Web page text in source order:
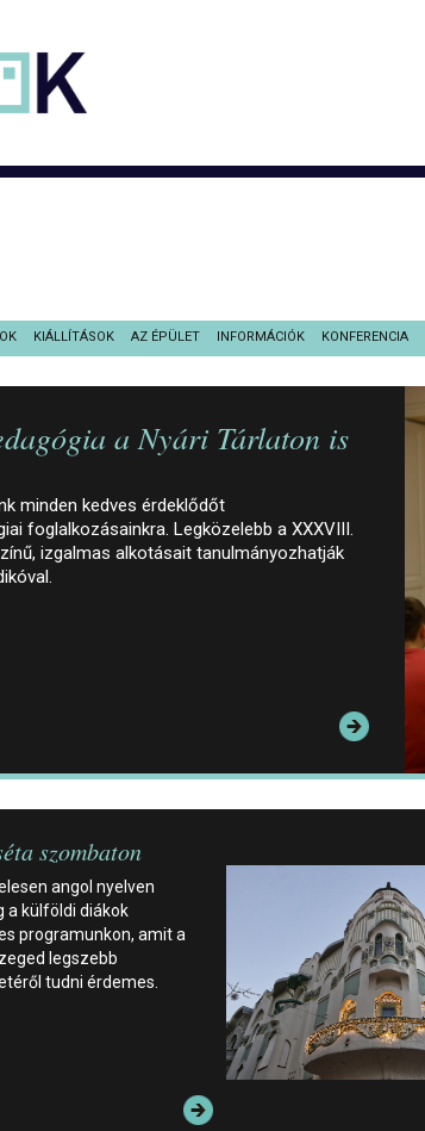
KIÁLLÍTÁSOK AZ ÉPÜLET INFORMÁCIÓK KONFERENCIA
ADATOK
a Nyári Tárlaton is
minden kedves érdeklődőt
foglalkozásainkra. Legközelebb a XXXVIII.
izgalmas alkotásait tanulmányozhatják
szombaton
angol nyelven
a külföldi diákok
programunkon, amit a
legszebb
tudni érdemes.